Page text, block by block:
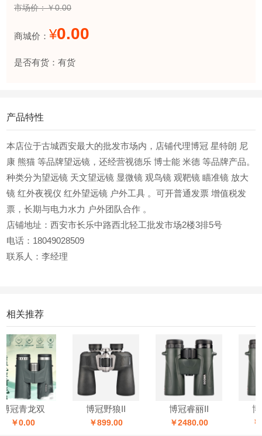
市场价：￥0.00
商城价： ¥0.00
是否有货：有货
产品特性
本店位于古城西安最大的批发市场内，店铺代理博冠 星特朗 尼
康 熊猫 等品牌望远镜，还经营视德乐 博士能 米德 等品牌产品。
种类分为望远镜 天文望远镜 显微镜 观鸟镜 观靶镜 瞄准镜 放大
镜 红外夜视仪 红外望远镜 户外工具 。可开普通发票 增值税发
票，长期与电力水力 户外团队合作 。
店铺地址：西安市长乐中路西北轻工批发市场2楼3排5号
电话：18049028509
联系人：李经理
相关推荐
冠青龙双
￥0.00
博冠野狼II
￥899.00
博冠睿丽II
￥2480.00
博
￥